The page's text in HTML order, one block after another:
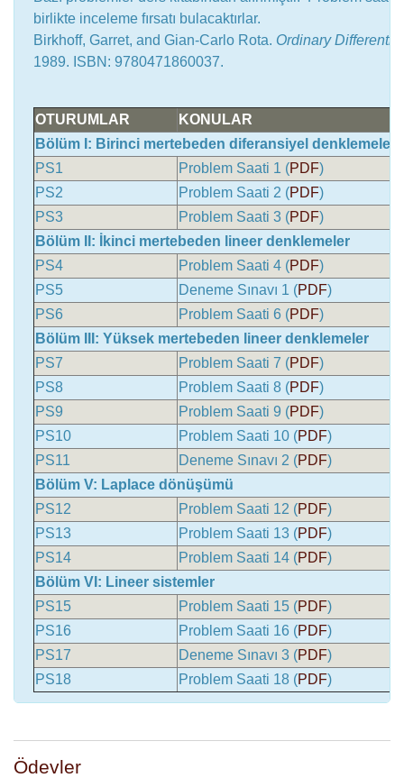
birlikte inceleme fırsatı bulacaktırlar.
Birkhoff, Garret, and Gian-Carlo Rota. Ordinary
1989. ISBN: 9780471860037.
OTURUMLAR
KONULAR
Bölüm I: Birinci mertebeden diferansiyel denklemeler
PS1
Problem Saati 1 (PDF)
PS2
Problem Saati 2 (PDF)
PS3
Problem Saati 3 (PDF)
Bölüm II: İkinci mertebeden lineer denklemeler
PS4
Problem Saati 4 (PDF)
PS5
Deneme Sınavı 1 (PDF)
PS6
Problem Saati 6 (PDF)
Bölüm III: Yüksek mertebeden lineer denklemeler
PS7
Problem Saati 7 (PDF)
PS8
Problem Saati 8 (PDF)
PS9
Problem Saati 9 (PDF)
PS10
Problem Saati 10 (PDF)
PS11
Deneme Sınavı 2 (PDF)
Bölüm V: Laplace dönüşümü
PS12
Problem Saati 12 (PDF)
PS13
Problem Saati 13 (PDF)
PS14
Problem Saati 14 (PDF)
Bölüm VI: Lineer sistemler
PS15
Problem Saati 15 (PDF)
PS16
Problem Saati 16 (PDF)
PS17
Deneme Sınavı 3 (PDF)
PS18
Problem Saati 18 (PDF)
Ödevler